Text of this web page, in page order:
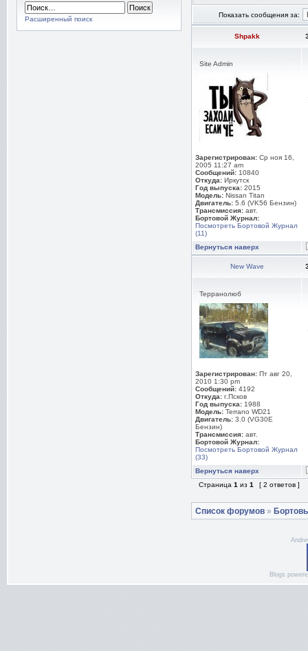
Расширенный поиск
Показать сообщения за:
Shpakk
Site Admin
Зарегистрирован: Ср ноя 16,
2005 11:27 am
Сообщений: 10840
Откуда: Иркутск
Год выпуска: 2015
Модель: Nissan Titan
Двигатель: 5.6 (VK56 Бензин)
Трансмиссия: авт.
Бортовой Журнал:
Посмотреть Бортовой Журнал
(11)
Вернуться наверх
New Wave
Терранолюб
Зарегистрирован: Пт авг 20,
2010 1:30 pm
Сообщений: 4192
Откуда: г.Псков
Год выпуска: 1988
Модель: Terrano WD21
Двигатель: 3.0 (VG30E
Бензин)
Трансмиссия: авт.
Бортовой Журнал:
Посмотреть Бортовой Журнал
(33)
Вернуться наверх
Страница 1 из 1 [ 2 ответов ]
Список форумов »
Blogs